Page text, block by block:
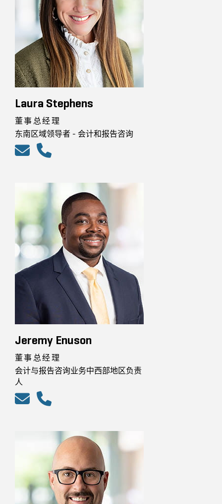
Laura Stephens
董事总经理
东南区域领导者 - 会计和报告咨询
Jeremy Enuson
董事总经理
会计与报告咨询业务中西部地区负责
人